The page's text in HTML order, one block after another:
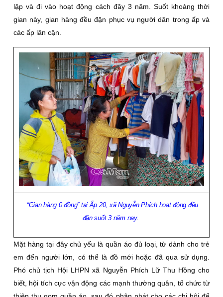
lập và đi vào hoạt động cách đây 3 năm. Suốt khoảng thời
gian này, gian hàng đều đặn phục vụ người dân trong ấp và
các ấp lân cận.
“Gian hàng 0 đồng” tại Ấp 20, xã Nguyễn Phích hoạt động đều
đặn suốt 3 năm nay.
Mặt hàng tại đây chủ yếu là quần áo đủ loại, từ dành cho trẻ
em đến người lớn, có thể là đồ mới hoặc đã qua sử dụng.
Phó chủ tịch Hội LHPN xã Nguyễn Phích Lữ Thu Hồng cho
biết, hội tích cực vận động các mạnh thường quân, tổ chức từ